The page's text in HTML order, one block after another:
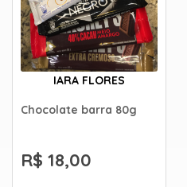
IARA FLORES
Chocolate barra 80g
R$ 18,00